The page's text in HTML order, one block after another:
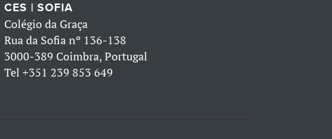
CES | SOFIA
Colégio da Graça
Rua da Sofia nº 136-138
3000-389 Coimbra, Portugal
Tel +351 239 853 649